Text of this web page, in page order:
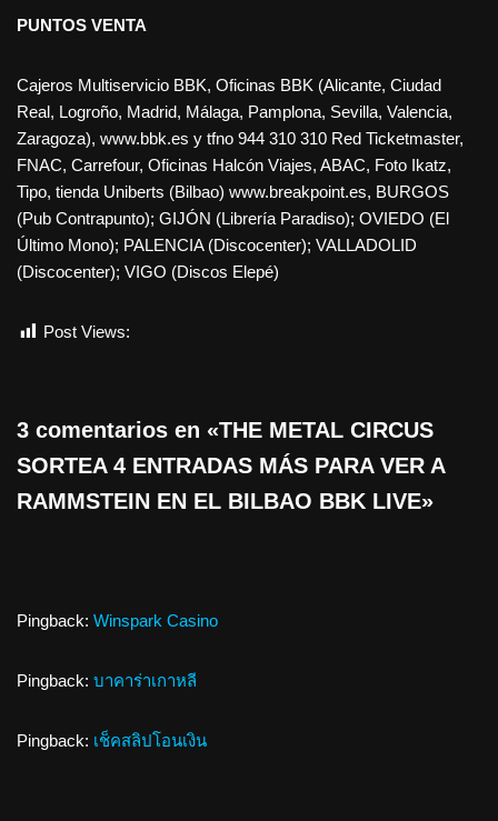
PUNTOS VENTA
Cajeros Multiservicio BBK, Oficinas BBK (Alicante, Ciudad
Real, Logroño, Madrid, Málaga, Pamplona, Sevilla, Valencia,
Zaragoza), www.bbk.es y tfno 944 310 310 Red Ticketmaster,
FNAC, Carrefour, Oficinas Halcón Viajes, ABAC, Foto Ikatz,
Tipo, tienda Uniberts (Bilbao) www.breakpoint.es, BURGOS
(Pub Contrapunto); GIJÓN (Librería Paradiso); OVIEDO (El
Último Mono); PALENCIA (Discocenter); VALLADOLID
(Discocenter); VIGO (Discos Elepé)
Post Views:
3 comentarios en «THE METAL CIRCUS
SORTEA 4 ENTRADAS MÁS PARA VER A
RAMMSTEIN EN EL BILBAO BBK LIVE»
Pingback: Winspark Casino
Pingback: บาคาร่าเกาหลี
Pingback: เช็คสลิปโอนเงิน